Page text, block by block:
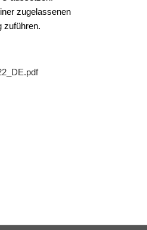
zugelassenen
zuführen.